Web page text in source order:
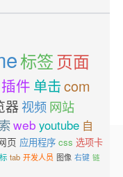
标签页面
插件 单击com
器 视频网站
web youtube 自
页 应用程序 css 选项卡
tab 开发人员 图像 右键 链